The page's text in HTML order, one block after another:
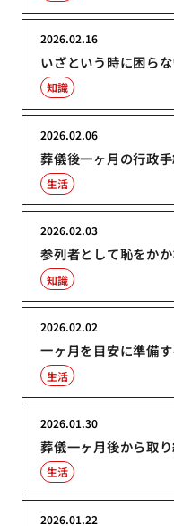
いざという時に困ら
2026.02.16
知識
葬儀後一ヶ月の行政
2026.02.06
生活
参列者として恥をか
2026.02.03
知識
一ヶ月を目安に準備
2026.02.02
生活
葬儀一ヶ月後から取
2026.01.30
生活
2026.01.22